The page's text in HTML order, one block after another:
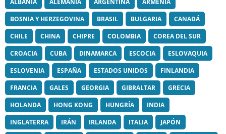
ALBANIA ALEMANIA ARGENTINA
ARMENIA
BOSNIA Y HERZEGOVINA
BRASIL BULGARIA
CANADÁ
CHILE
CHINA CHIPRE COLOMBIA
COREA DEL SUR
CROACIA
CUBA DINAMARCA ESCOCIA
ESLOVAQUIA
ESLOVENIA
ESPAÑA ESTADOS UNIDOS
FINLANDIA
FRANCIA
GALES GEORGIA GIBRALTAR
GRECIA
HOLANDA
HONG KONG HUNGRÍA
INDIA
INGLATERRA
IRÁN IRLANDA ITALIA
JAPÓN